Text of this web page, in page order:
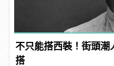
不只能搭西裝！街頭潮
搭